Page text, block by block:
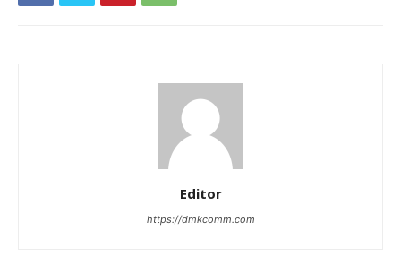
Editor
https://dmkcomm.com